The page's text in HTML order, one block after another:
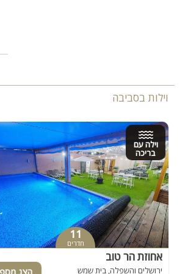
וילות בסביבה
וילה עם
בריכה
11
חדרים
אחוזת הר טוב
ירושלים והשפלה, בית שמש